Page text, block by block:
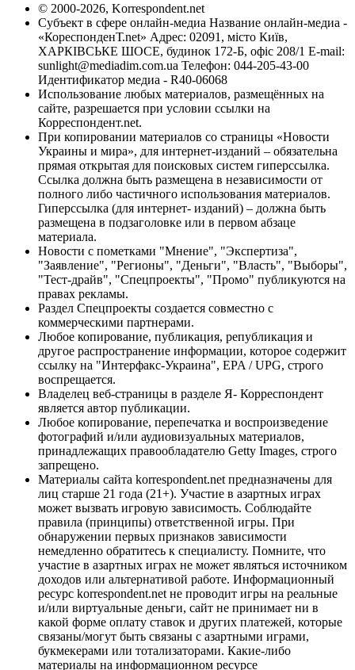
© 2000-2026, Korrespondent.net
Субъект в сфере онлайн-медиа Название онлайн-медиа -
«КореспонденТ.net» Адрес: 02091, місто Київ,
ХАРКІВСЬКЕ ШОСЕ, будинок 172-Б, офіс 208/1 E-mail:
sunlight@mediadim.com.ua Телефон: 044-205-43-00
Идентификатор медиа - R40-06068
Использование любых материалов, размещённых на
сайте, разрешается при условии ссылки на
Корреспондент.net.
При копировании материалов со страницы «Новости
Украины и мира», для интернет-изданий – обязательна
прямая открытая для поисковых систем гиперссылка.
Ссылка должна быть размещена в независимости от
полного либо частичного использования материалов.
Гиперссылка (для интернет- изданий) – должна быть
размещена в подзаголовке или в первом абзаце
материала.
Новости с пометками "Мнение", "Экспертиза",
"Заявление", "Регионы", "Деньги", "Власть", "Выборы",
"Тест-драйв", "Спецпроекты", "Промо" публикуются на
правах рекламы.
Раздел Спецпроекты создается совместно с
коммерческими партнерами.
Любое копирование, публикация, републикация и
другое распространение информации, которое содержит
ссылку на "Интерфакс-Украина", EPA / UPG, строго
воспрещается.
Владелец веб-страницы в разделе Я- Корреспондент
является автор публикации.
Любое копирование, перепечатка и воспроизведение
фотографий и/или аудиовизуальных материалов,
принадлежащих правообладателю Getty Images, строго
запрещено.
Материалы сайта korrespondent.net предназначены для
лиц старше 21 года (21+). Участие в азартных играх
может вызвать игровую зависимость. Соблюдайте
правила (принципы) ответственной игры. При
обнаружении первых признаков зависимости
немедленно обратитесь к специалисту. Помните, что
участие в азартных играх не может являться источником
доходов или альтернативой работе. Информационный
ресурс korrespondent.net не проводит игры на реальные
и/или виртуальные деньги, сайт не принимает ни в
какой форме оплату ставок и других платежей, которые
связаны/могут быть связаны с азартными играми,
букмекерами или тотализаторами. Какие-либо
материалы на информационном ресурсе